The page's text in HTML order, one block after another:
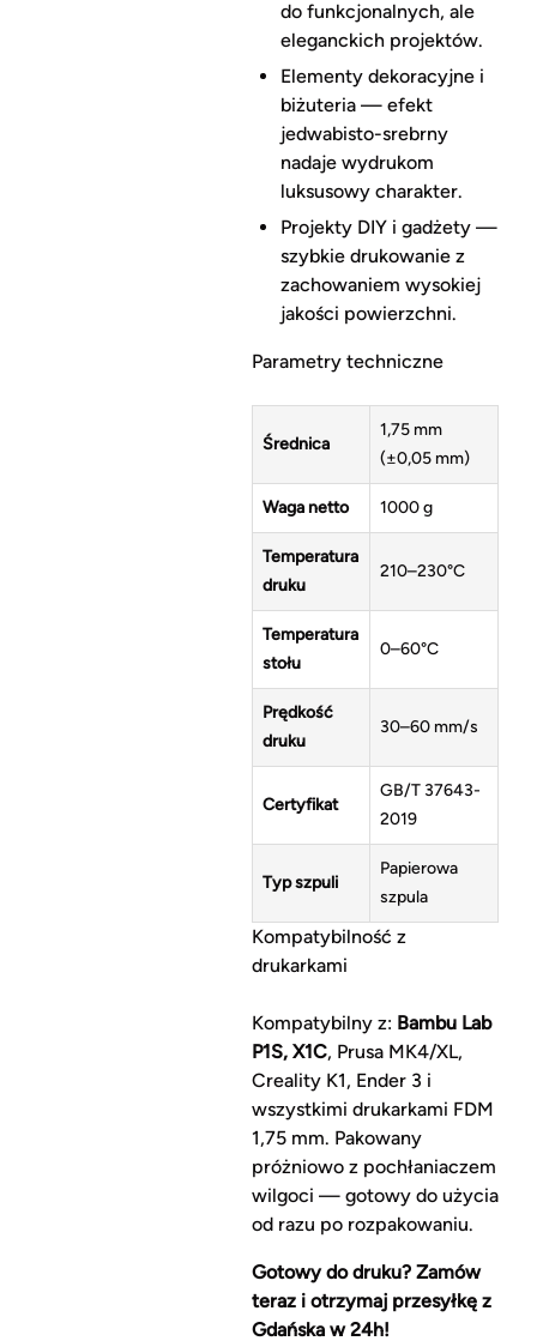
do funkcjonalnych, ale
eleganckich projektów.
Elementy dekoracyjne i
biżuteria — efekt
jedwabisto-srebrny
nadaje wydrukom
luksusowy charakter.
Projekty DIY i gadżety —
szybkie drukowanie z
zachowaniem wysokiej
jakości powierzchni.
Parametry techniczne
Średnica
1,75 mm
(±0,05 mm)
Waga netto 1000 g
Temperatura
druku
210–230°C
Temperatura
stołu
0–60°C
Prędkość
druku
30–60 mm/s
Certyfikat
GB/T 37643-
2019
Typ szpuli
Papierowa
szpula
Kompatybilność z
drukarkami
Kompatybilny z: Bambu Lab
P1S, X1C, Prusa MK4/XL,
Creality K1, Ender 3 i
wszystkimi drukarkami FDM
1,75 mm. Pakowany
próżniowo z pochłaniaczem
wilgoci — gotowy do użycia
od razu po rozpakowaniu.
Gotowy do druku? Zamów
teraz i otrzymaj przesyłkę z
Gdańska w 24h!